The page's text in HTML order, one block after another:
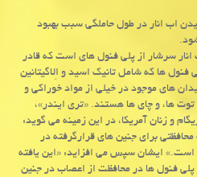
اب انار در طول حاملگی سبب بهبود
سرشار از پلی فنول های است كه قادر
ها كه شامل تانیك اسید و اِلاگیتانین
های موجود در خیلی از مواد خوراكی و
ها، و چای ها هستند. «تری ایندر»،
و زنان آمریكا، در این زمینه می گوید:
برای جنین های قرارگرفته در
ایشان سپس می افزاید: «این یافته
فنول ها در محافظت از اعصاب در جنین